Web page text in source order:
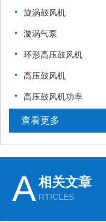
旋涡鼓风机
漩涡气泵
环形高压鼓风机
高压鼓风机
高压鼓风机功率
查看更多
A相关文章
RTICLES